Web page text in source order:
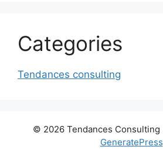
Categories
Tendances consulting
© 2026 Tendances Consulting
GeneratePress